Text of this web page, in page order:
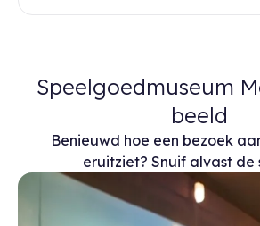
Speelgoedmuseum
beeld
Benieuwd hoe een bezoek
eruitziet? Snuif alvast de